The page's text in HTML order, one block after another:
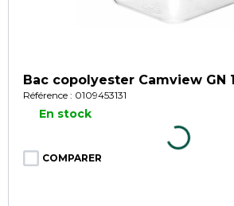
Bac copolyester Camview GN
Référence : 0109453131
En stock
COMPARER